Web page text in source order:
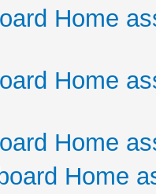
Home
Home
Home
Home